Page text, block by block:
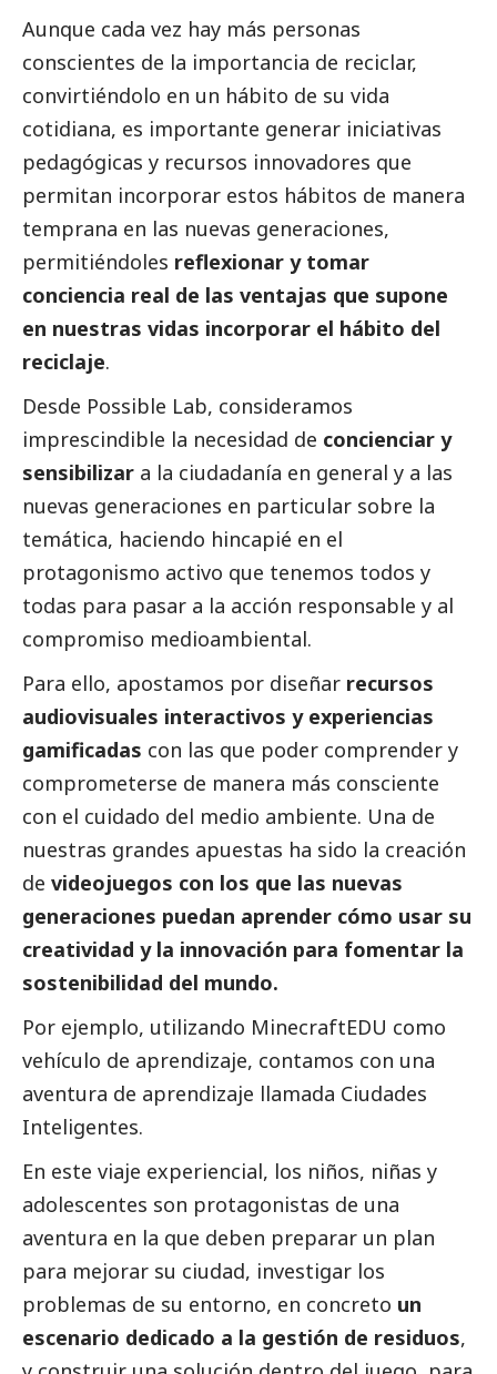
Aunque cada vez hay más personas
conscientes de la importancia de reciclar,
convirtiéndolo en un hábito de su vida
cotidiana, es importante generar iniciativas
pedagógicas y recursos innovadores que
permitan incorporar estos hábitos de manera
temprana en las nuevas generaciones,
permitiéndoles reflexionar y tomar
conciencia real de las ventajas que supone
en nuestras vidas incorporar el hábito del
reciclaje.
Desde Possible Lab, consideramos
imprescindible la necesidad de concienciar y
sensibilizar a la ciudadanía en general y a las
nuevas generaciones en particular sobre la
temática, haciendo hincapié en el
protagonismo activo que tenemos todos y
todas para pasar a la acción responsable y al
compromiso medioambiental.
Para ello, apostamos por diseñar recursos
audiovisuales interactivos y experiencias
gamificadas con las que poder comprender y
comprometerse de manera más consciente
con el cuidado del medio ambiente. Una de
nuestras grandes apuestas ha sido la creación
de videojuegos con los que las nuevas
generaciones puedan aprender cómo usar su
creatividad y la innovación para fomentar la
sostenibilidad del mundo.
Por ejemplo, utilizando MinecraftEDU como
vehículo de aprendizaje, contamos con una
aventura de aprendizaje llamada Ciudades
Inteligentes.
En este viaje experiencial, los niños, niñas y
adolescentes son protagonistas de una
aventura en la que deben preparar un plan
para mejorar su ciudad, investigar los
problemas de su entorno, en concreto un
escenario dedicado a la gestión de residuos,